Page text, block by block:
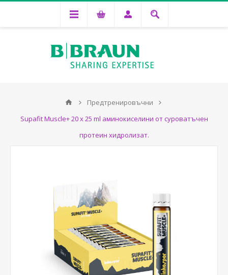
Предтренировъчни
Supafit Muscle+ 20 x 25 ml аминокиселини от суроватъчен
протеин хидролизат.